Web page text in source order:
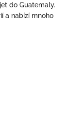
do Guatemaly.
a nabízí mnoho